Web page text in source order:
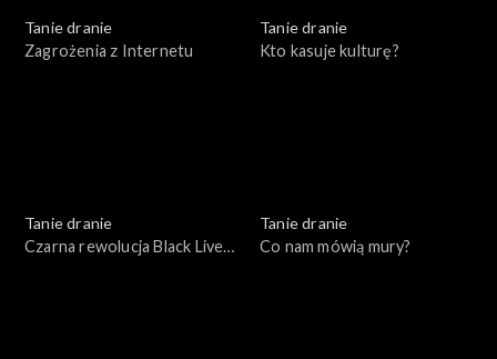
Tanie dranie
Zagrożenia z Internetu
Tanie dranie
Kto kasuje kulturę?
Tanie dranie
Czarna rewolucja Black Lives
Tanie dranie
Co nam mówią mury?